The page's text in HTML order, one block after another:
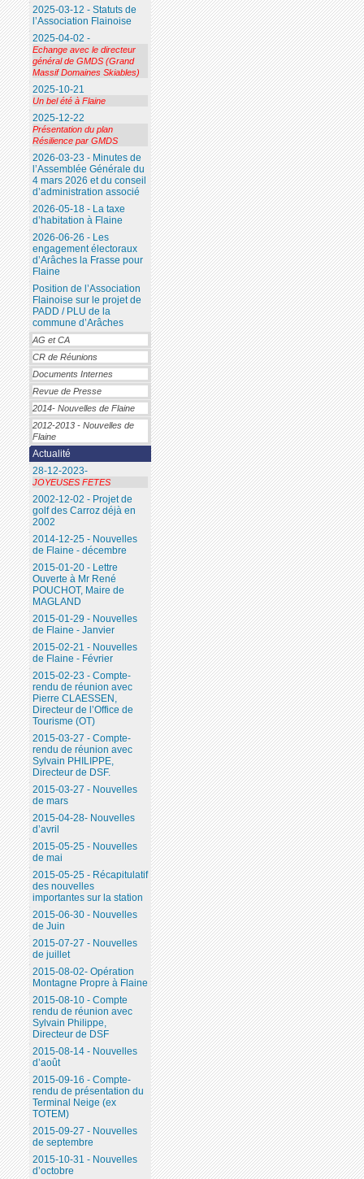
2025-03-12 - Statuts de
l’Association Flainoise
2025-04-02 -
Echange avec le directeur
général de GMDS (Grand
Massif Domaines Skiables)
2025-10-21
Un bel été à Flaine
2025-12-22
Présentation du plan
Résilience par GMDS
2026-03-23 - Minutes de
l’Assemblée Générale du
4 mars 2026 et du conseil
d’administration associé
2026-05-18 - La taxe
d’habitation à Flaine
2026-06-26 - Les
engagement électoraux
d’Arâches la Frasse pour
Flaine
Position de l’Association
Flainoise sur le projet de
PADD / PLU de la
commune d’Arâches
AG et CA
CR de Réunions
Documents Internes
Revue de Presse
2014- Nouvelles de Flaine
2012-2013 - Nouvelles de
Flaine
Actualité
28-12-2023-
JOYEUSES FETES
2002-12-02 - Projet de
golf des Carroz déjà en
2002
2014-12-25 - Nouvelles
de Flaine - décembre
2015-01-20 - Lettre
Ouverte à Mr René
POUCHOT, Maire de
MAGLAND
2015-01-29 - Nouvelles
de Flaine - Janvier
2015-02-21 - Nouvelles
de Flaine - Février
2015-02-23 - Compte-
rendu de réunion avec
Pierre CLAESSEN,
Directeur de l’Office de
Tourisme (OT)
2015-03-27 - Compte-
rendu de réunion avec
Sylvain PHILIPPE,
Directeur de DSF.
2015-03-27 - Nouvelles
de mars
2015-04-28- Nouvelles
d’avril
2015-05-25 - Nouvelles
de mai
2015-05-25 - Récapitulatif
des nouvelles
importantes sur la station
2015-06-30 - Nouvelles
de Juin
2015-07-27 - Nouvelles
de juillet
2015-08-02- Opération
Montagne Propre à Flaine
2015-08-10 - Compte
rendu de réunion avec
Sylvain Philippe,
Directeur de DSF
2015-08-14 - Nouvelles
d’août
2015-09-16 - Compte-
rendu de présentation du
Terminal Neige (ex
TOTEM)
2015-09-27 - Nouvelles
de septembre
2015-10-31 - Nouvelles
d’octobre